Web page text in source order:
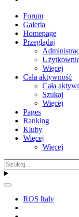
Forum
Galeria
Homepage
Przeglądaj
Więcej
Cała aktywność
Cała
Szukaj
Więcej
Pages
Ranking
Kluby
Więcej
Więcej
ROS Italy